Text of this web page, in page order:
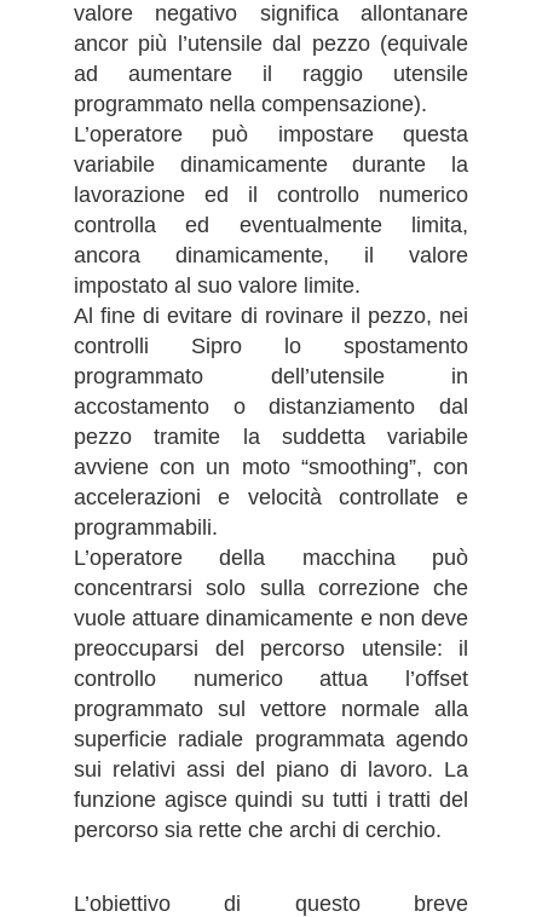
valore negativo significa allontanare
ancor più l’utensile dal pezzo (equivale
ad aumentare il raggio utensile
programmato nella compensazione).
L’operatore può impostare questa
variabile dinamicamente durante la
lavorazione ed il controllo numerico
controlla ed eventualmente limita,
ancora dinamicamente, il valore
impostato al suo valore limite.
Al fine di evitare di rovinare il pezzo, nei
controlli Sipro lo spostamento
programmato dell’utensile in
accostamento o distanziamento dal
pezzo tramite la suddetta variabile
avviene con un moto “smoothing”, con
accelerazioni e velocità controllate e
programmabili.
L’operatore della macchina può
concentrarsi solo sulla correzione che
vuole attuare dinamicamente e non deve
preoccuparsi del percorso utensile: il
controllo numerico attua l’offset
programmato sul vettore normale alla
superficie radiale programmata agendo
sui relativi assi del piano di lavoro. La
funzione agisce quindi su tutti i tratti del
percorso sia rette che archi di cerchio.
L’obiettivo di questo breve